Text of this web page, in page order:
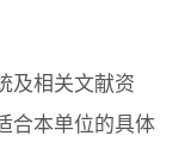
及相关文献资
合本单位的具体